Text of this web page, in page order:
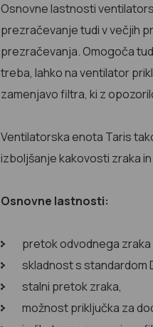
Osnovne lastnosti
prezračevanje tudi v večjih
prezračevanja. Omogoča
treba, lahko na ventilator
zamenjavo filtra, ki z
Ventilatorska enota Taris
izboljšanje kakovosti zraka
Osnovne lastnosti:
pretok odvodnega zraka
skladnost s standardom
stalni pretok zraka,
možnost priključka za